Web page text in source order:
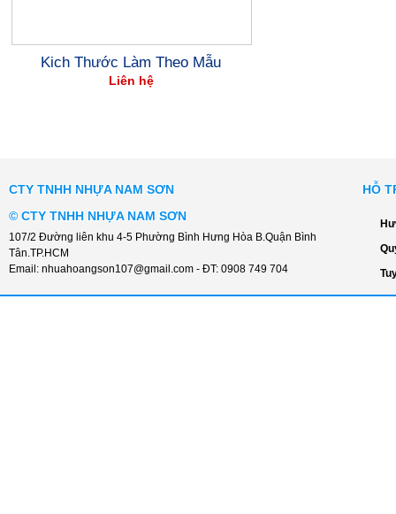
Kich Thước Làm Theo Mẫu
Liên hệ
CTY TNHH NHỰA NAM SƠN
© CTY TNHH NHỰA NAM SƠN
107/2 Đường liên khu 4-5 Phường Bình Hưng Hòa B.Quận Bình
Tân.TP.HCM
Email: nhuahoangson107@gmail.com - ĐT: 0908 749 704
HỖ